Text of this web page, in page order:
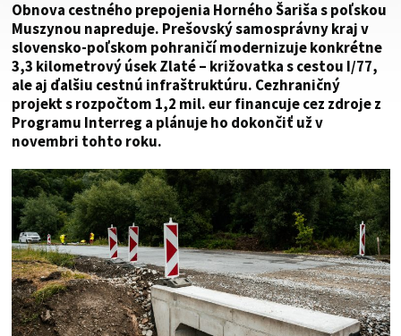
Obnova cestného prepojenia Horného Šariša s poľskou
Muszynou napreduje. Prešovský samosprávny kraj v
slovensko-poľskom pohraničí modernizuje konkrétne
3,3 kilometrový úsek Zlaté – križovatka s cestou I/77,
ale aj ďalšiu cestnú infraštruktúru. Cezhraničný
projekt s rozpočtom 1,2 mil. eur financuje cez zdroje z
Programu Interreg a plánuje ho dokončiť už v
novembri tohto roku.